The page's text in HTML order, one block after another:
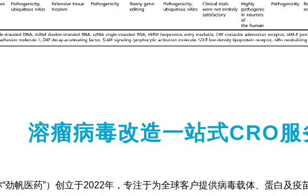
溶瘤病毒改造一站式CRO服
劲帆医药”）创立于2022年，专注于为全球客户提供病毒载体、蛋白及